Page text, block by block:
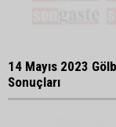
14 Mayıs 2023
Sonuçları